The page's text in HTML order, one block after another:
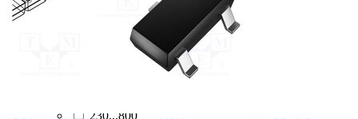
200...570
200...600
200...700
230...800